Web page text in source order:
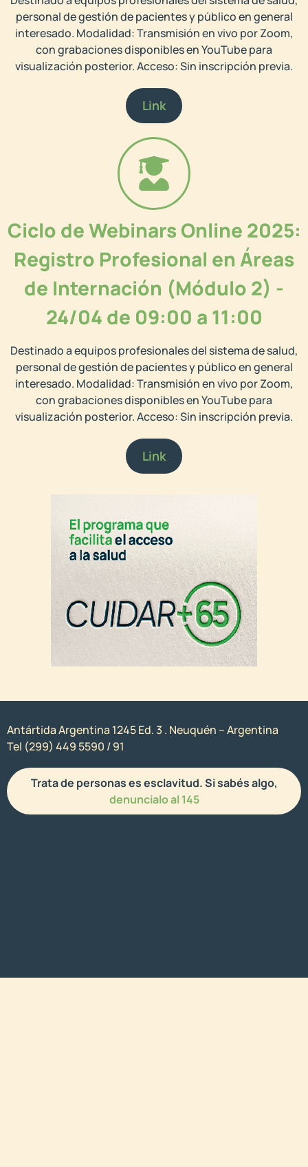
personal de gestión de pacientes y público en general
interesado. Modalidad: Transmisión en vivo por Zoom,
con grabaciones disponibles en YouTube para
visualización posterior. Acceso: Sin inscripción previa.
Link
Ciclo de Webinars Online 2025:
Registro Profesional en Áreas
de Internación (Módulo 2) -
24/04 de 09:00 a 11:00
Destinado a equipos profesionales del sistema de salud,
personal de gestión de pacientes y público en general
interesado. Modalidad: Transmisión en vivo por Zoom,
con grabaciones disponibles en YouTube para
visualización posterior. Acceso: Sin inscripción previa.
Link
Antártida Argentina 1245 Ed. 3 . Neuquén – Argentina
Tel (299) 449 5590 / 91
Trata de personas es esclavitud. Si sabés algo,
denuncialo al 145